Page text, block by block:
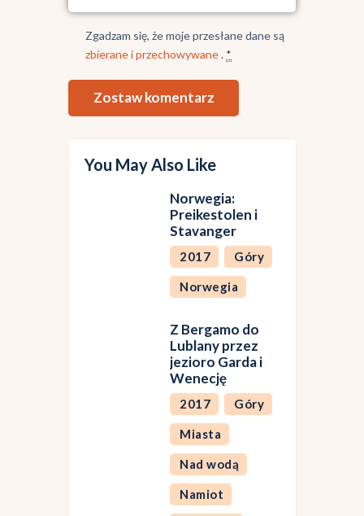
Zgadzam się, że moje przesłane dane są
zbierane i przechowywane. *
You May Also Like
Norwegia:
Preikestolen i
Stavanger
2017 Góry
Norwegia
Z Bergamo do
Lublany przez
jezioro Garda i
Wenecję
2017 Góry
Miasta
Nad wodą
Namiot